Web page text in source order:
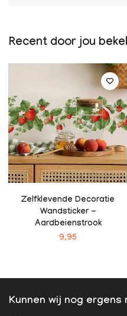
Recent door jou
Zelfklevende Decoratie
Wandsticker -
Aardbeienstrook
9,95
Kunnen wij nog ergens